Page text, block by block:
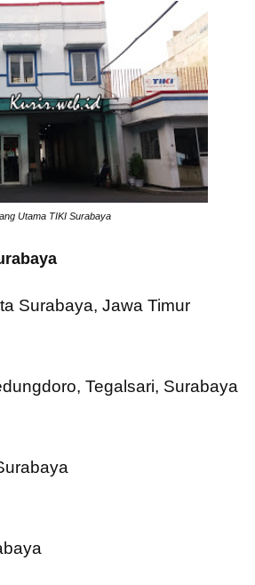
Utama TIKI Surabaya
Surabaya, Jawa Timur
Tegalsari, Surabaya